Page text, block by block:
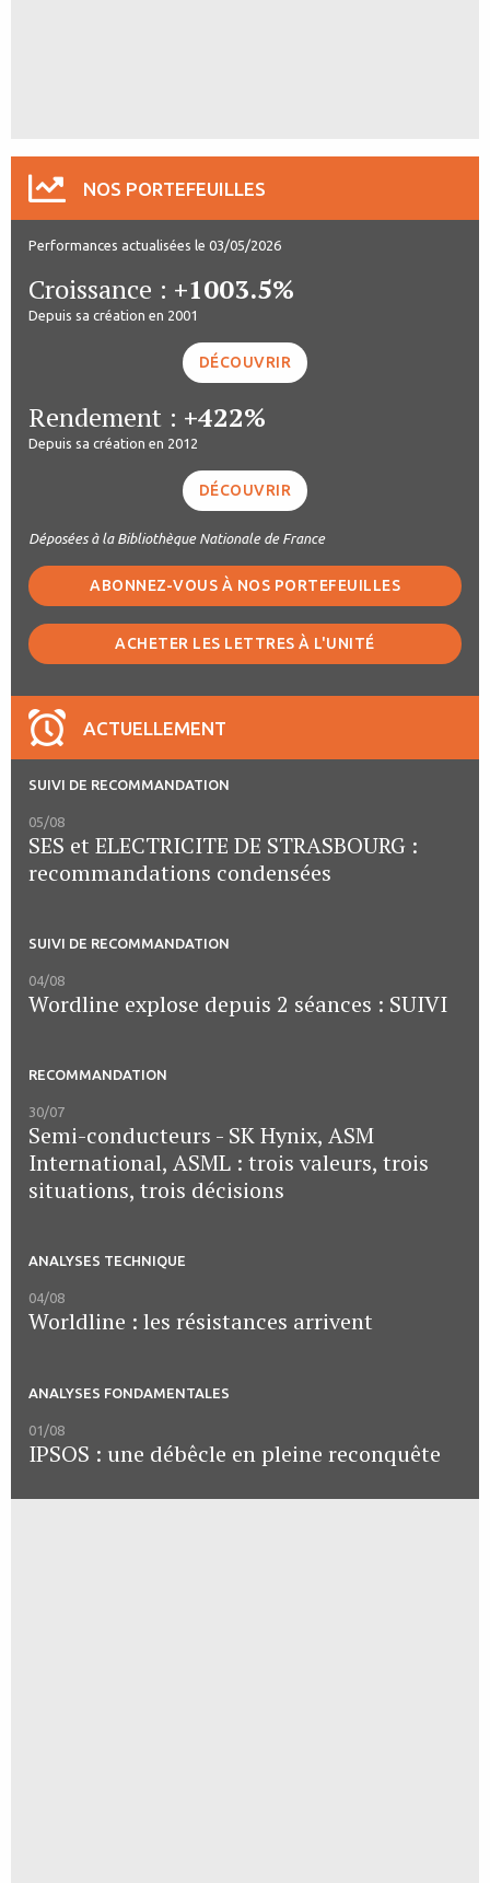
NOS PORTEFEUILLES
Performances actualisées le 03/05/2026
Croissance : +1003.5%
Depuis sa création en 2001
DÉCOUVRIR
Rendement : +422%
Depuis sa création en 2012
DÉCOUVRIR
Déposées à la Bibliothèque Nationale de France
ABONNEZ-VOUS À NOS PORTEFEUILLES
ACHETER LES LETTRES À L'UNITÉ
ACTUELLEMENT
SUIVI DE RECOMMANDATION
05/08
SES et ELECTRICITE DE STRASBOURG :
recommandations condensées
SUIVI DE RECOMMANDATION
04/08
Wordline explose depuis 2 séances : SUIVI
RECOMMANDATION
30/07
Semi-conducteurs - SK Hynix, ASM
International, ASML : trois valeurs, trois
situations, trois décisions
ANALYSES TECHNIQUE
04/08
Worldline : les résistances arrivent
ANALYSES FONDAMENTALES
01/08
IPSOS : une débêcle en pleine reconquête